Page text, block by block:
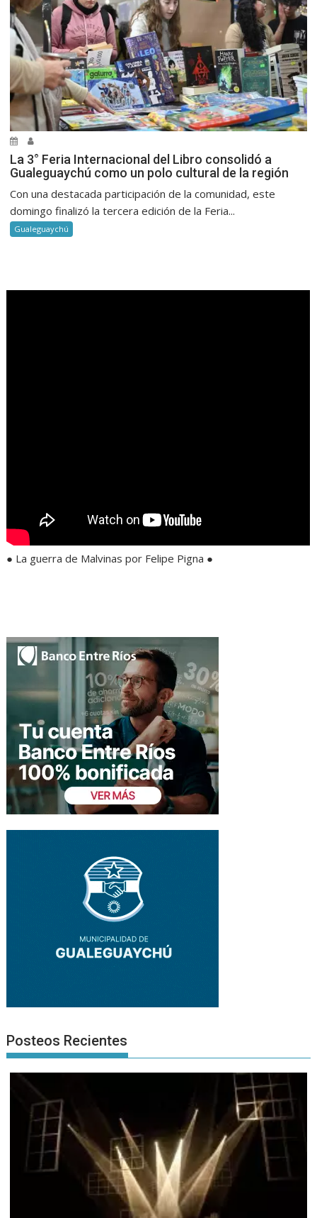
La 3° Feria Internacional del Libro consolidó a
Gualeguaychú como un polo cultural de la región
Con una destacada participación de la comunidad, este
domingo finalizó la tercera edición de la Feria...
Gualeguaychú
● La guerra de Malvinas por Felipe Pigna ●
Posteos Recientes